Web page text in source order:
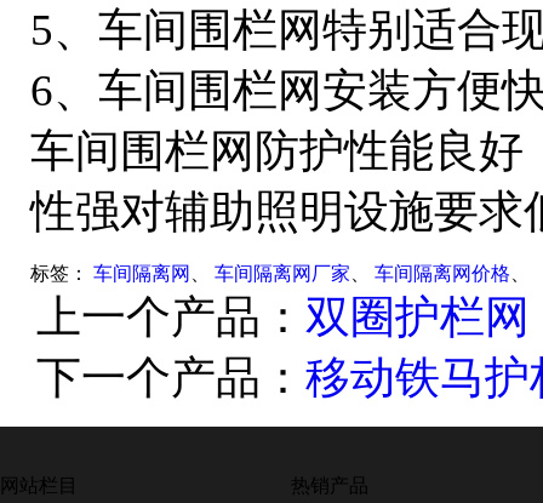
5、车间围栏网特别适合
6、车间围栏网安装方便
车间围栏网防护性能良
性强对辅助照明设施要求
标签： 车间隔离网 车间隔离网厂家 车间隔离网价格
上一个产品： 双圈护栏网
下一个产品： 移动铁马护
网站栏目 热销产品